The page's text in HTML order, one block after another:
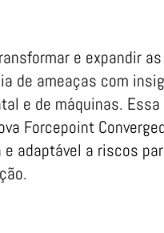
e expandir
de ameaças com
e de máquinas.
Forcepoint
adaptável a riscos